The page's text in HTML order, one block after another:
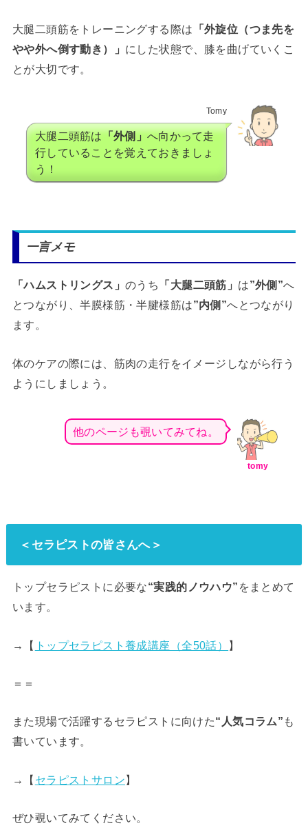
大腿二頭筋をトレーニングする際は 「外旋位（つま先を
やや外へ倒す動き）」 にした状態で、膝を曲げていくこ
とが大切です。
Tomy
大腿二頭筋は「外側」へ向かって走
行していることを覚えておきましょ
う！
一言メモ
「ハムストリングス」のうち 「大腿二頭筋」 は”外側”へ
とつながり、半膜様筋・半腱様筋は”内側”へとつながり
ます。
体のケアの際には、筋肉の走行をイメージしながら行う
ようにしましょう。
tomy
他のページも覗いてみてね。
＜セラピストの皆さんへ＞
トップセラピストに必要な“実践的ノウハウ” をまとめて
います。
→【 トップセラピスト養成講座（全50話） 】
＝＝
また現場で活躍するセラピストに向けた“人気コラム” も
書いています。
→【 セラピストサロン】
ぜひ覗いてみてください。